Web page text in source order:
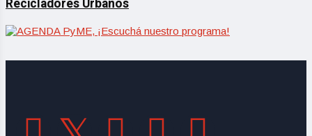
Recicladores Urbanos